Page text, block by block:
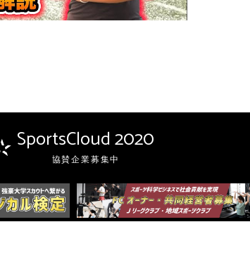
SportsCloud 2020
協賛企業募集中